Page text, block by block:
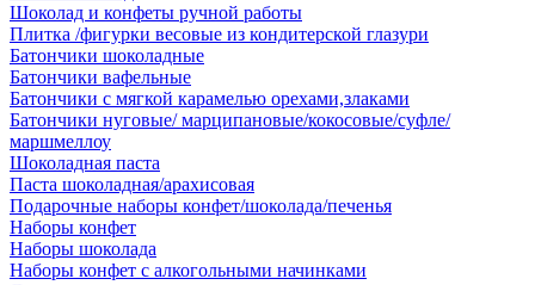
Шоколад и конфеты ручной работы
Плитка /фигурки весовые из кондитерской глазури
Батончики шоколадные
Батончики вафельные
Батончики с мягкой карамелью орехами,злаками
Батончики нуговые/ марципановые/кокосовые/суфле/
маршмеллоу
Шоколадная паста
Паста шоколадная/арахисовая
Подарочные наборы конфет/шоколада/печенья
Наборы конфет
Наборы шоколада
Наборы конфет с алкогольными начинками